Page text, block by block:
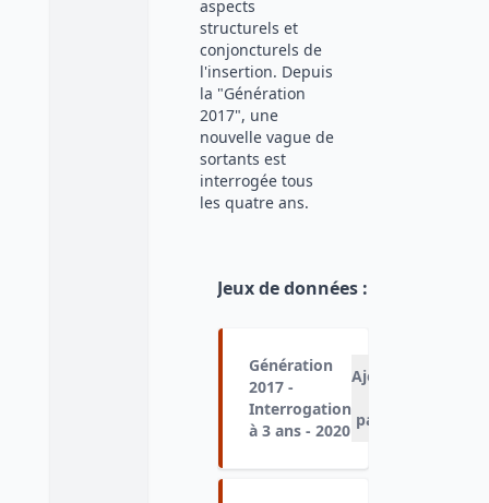
aspects
structurels et
conjoncturels de
l'insertion. Depuis
la "Génération
2017", une
nouvelle vague de
sortants est
interrogée tous
les quatre ans.
Jeux de données :
Génération
2017 -
Interrogation
à 3 ans - 2020
Ajouter
panier